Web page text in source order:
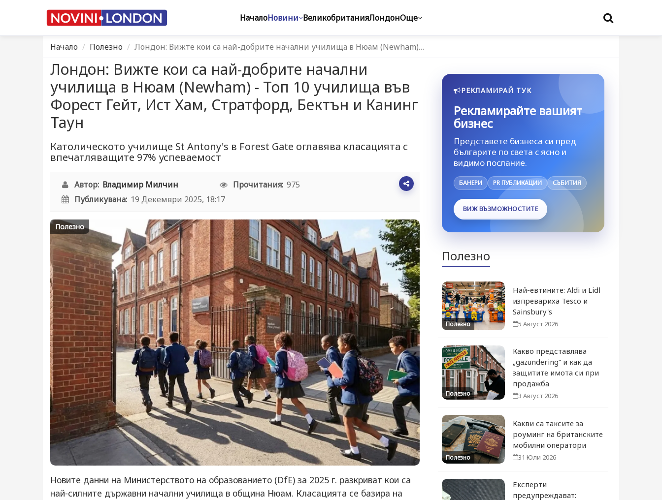
НачалоНовини ВеликобританияЛондонОще
Начало Полезно Лондон: Вижте кои са най-добрите начални училища в Нюам (Newham)…
Лондон: Вижте кои са най-добрите начални
училища в Нюам (Newham) - Топ 10 училища във
Форест Гейт, Ист Хам, Стратфорд, Бектън и Канинг
Таун
Католическото училище St Antony's в Forest Gate оглавява класацията с
впечатляващите 97% успеваемост
Автор: Владимир Милчин Прочитания: 975
Публикувана: 19 Декември 2025, 18:17
Полезно
Новите данни на Министерството на образованието (DfE) за 2025 г. разкриват кои са
най-силните държавни начални училища в община Нюам. Класацията се базира на
РЕКЛАМИРАЙ ТУК
Рекламирайте вашият
бизнес
Представете бизнеса си пред
българите по света с ясно и
видимо послание.
БАНЕРИ PR ПУБЛИКАЦИИ СЪБИТИЯ
ВИЖ ВЪЗМОЖНОСТИТЕ
Полезно
Полезно
Най-евтините: Aldi и Lidl
изпревариха Tesco и
Sainsbury's
5 Август 2026
Полезно
Какво представлява
„gazundering“ и как да
защитите имота си при
продажба
3 Август 2026
Полезно
Какви са таксите за
роуминг на британските
мобилни оператори
31 Юли 2026
Експерти
предупреждават: